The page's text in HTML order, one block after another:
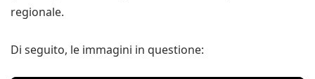
regionale.
Di seguito, le immagini in questione: